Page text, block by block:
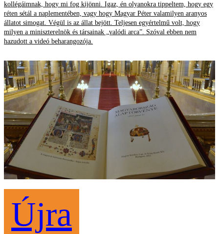
kollégáimnak, hogy mi fog kijönni. Igaz, én olyanokra tippeltem, hogy egy
réten sétál a naplementében, vagy hogy Magyar Péter valamilyen aranyos
állatot simogat. Végül is az állat bejött. Teljesen egyértelmű volt, hogy
milyen a miniszterelnök és társainak „valódi arca”. Szóval ebben nem
hazudott a videó beharangozója.
Újra